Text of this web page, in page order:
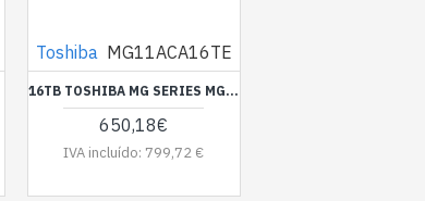
Toshiba MG11ACA16TE
16TB TOSHIBA MG SERIES MG11ACA16TE 7200RPM 1024MB ENT.
650,18€
IVA incluído: 799,72 €